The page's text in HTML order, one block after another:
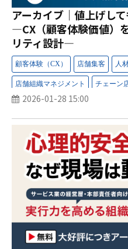
アーカイブ｜値上げし
―CX（顧客体験価値）
リティ設計―
2026-01-28 15:00